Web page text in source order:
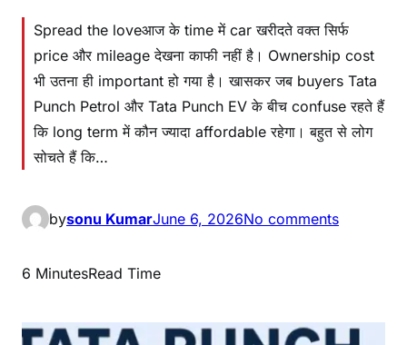
Spread the loveआज के time में car खरीदते वक्त सिर्फ
price और mileage देखना काफी नहीं है। Ownership cost
भी उतना ही important हो गया है। खासकर जब buyers Tata
Punch Petrol और Tata Punch EV के बीच confuse रहते हैं
कि long term में कौन ज्यादा affordable रहेगा। बहुत से लोग
सोचते हैं कि…
bysonu KumarJune 6, 2026No comments
6 MinutesRead Time